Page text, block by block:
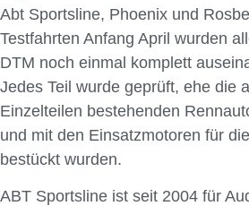
Abt Sportsline, Phoenix und
Testfahrten Anfang April wurden
DTM noch einmal komplett
Jedes Teil wurde geprüft, ehe die
Einzelteilen bestehenden
und mit den Einsatzmotoren für
bestückt wurden.
ABT Sportsline ist seit 2004 für